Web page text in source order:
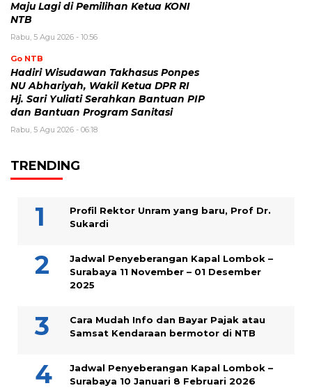
Maju Lagi di Pemilihan Ketua KONI
NTB
Rabu, 5 Agu 2026 - 10:56
Go NTB
Hadiri Wisudawan Takhasus Ponpes
NU Abhariyah, Wakil Ketua DPR RI
Hj. Sari Yuliati Serahkan Bantuan PIP
dan Bantuan Program Sanitasi
Rabu, 5 Agu 2026 - 06:18
TRENDING
Profil Rektor Unram yang baru, Prof Dr.
Sukardi
Jadwal Penyeberangan Kapal Lombok –
Surabaya 11 November – 01 Desember
2025
Cara Mudah Info dan Bayar Pajak atau
Samsat Kendaraan bermotor di NTB
Jadwal Penyeberangan Kapal Lombok –
Surabaya 10 Januari 8 Februari 2026